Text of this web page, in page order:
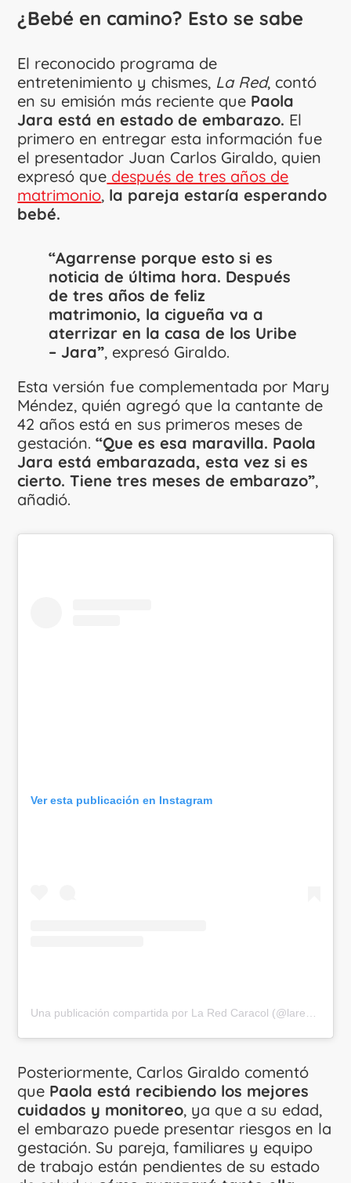
¿Bebé en camino? Esto se sabe
El reconocido programa de
entretenimiento y chismes, La Red, contó
en su emisión más reciente que Paola
Jara está en estado de embarazo. El
primero en entregar esta información fue
el presentador Juan Carlos Giraldo, quien
expresó que después de tres años de
matrimonio, la pareja estaría esperando
bebé.
“Agarrense porque esto si es
noticia de última hora. Después
de tres años de feliz
matrimonio, la cigueña va a
aterrizar en la casa de los Uribe
– Jara”, expresó Giraldo.
Esta versión fue complementada por Mary
Méndez, quién agregó que la cantante de
42 años está en sus primeros meses de
gestación. “Que es esa maravilla. Paola
Jara está embarazada, esta vez si es
cierto. Tiene tres meses de embarazo”,
añadió.
Ver esta publicación en Instagram
Posteriormente, Carlos Giraldo comentó
que Paola está recibiendo los mejores
cuidados y monitoreo, ya que a su edad,
el embarazo puede presentar riesgos en la
gestación. Su pareja, familiares y equipo
de trabajo están pendientes de su estado